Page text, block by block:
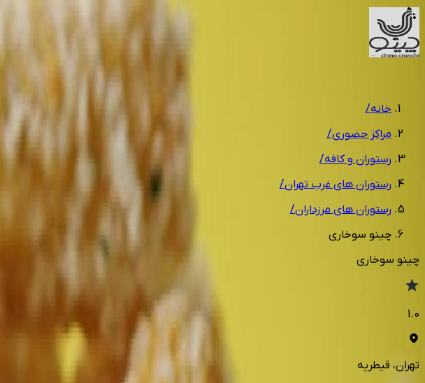
1/5
خانه/
مراکز حضوری/
رستوران و کافه/
رستوران های غرب تهران/
رستوران های مرزداران/
چینو سوخاری
چینو سوخاری
1.0
تهران، قیطریه